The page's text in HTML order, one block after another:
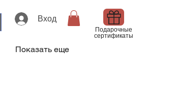
Вход
Подарочные
сертификаты
Показать еще